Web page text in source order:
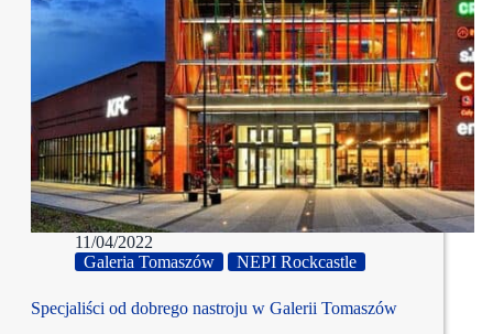
11/04/2022
Galeria Tomaszów
NEPI Rockcastle
Specjaliści od dobrego nastroju w Galerii Tomaszów